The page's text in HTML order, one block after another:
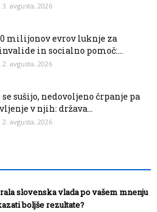
3. avgusta, 2026
milijonov evrov luknje za
in socialno pomoč:...
2. avgusta, 2026
sušijo, nedovoljeno črpanje pa
v njih: država...
2. avgusta, 2026
slovenska vlada po vašem mnenju
boljše rezultate?